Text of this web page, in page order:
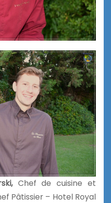
Chef de cuisine et
Pâtissier – Hotel Royal